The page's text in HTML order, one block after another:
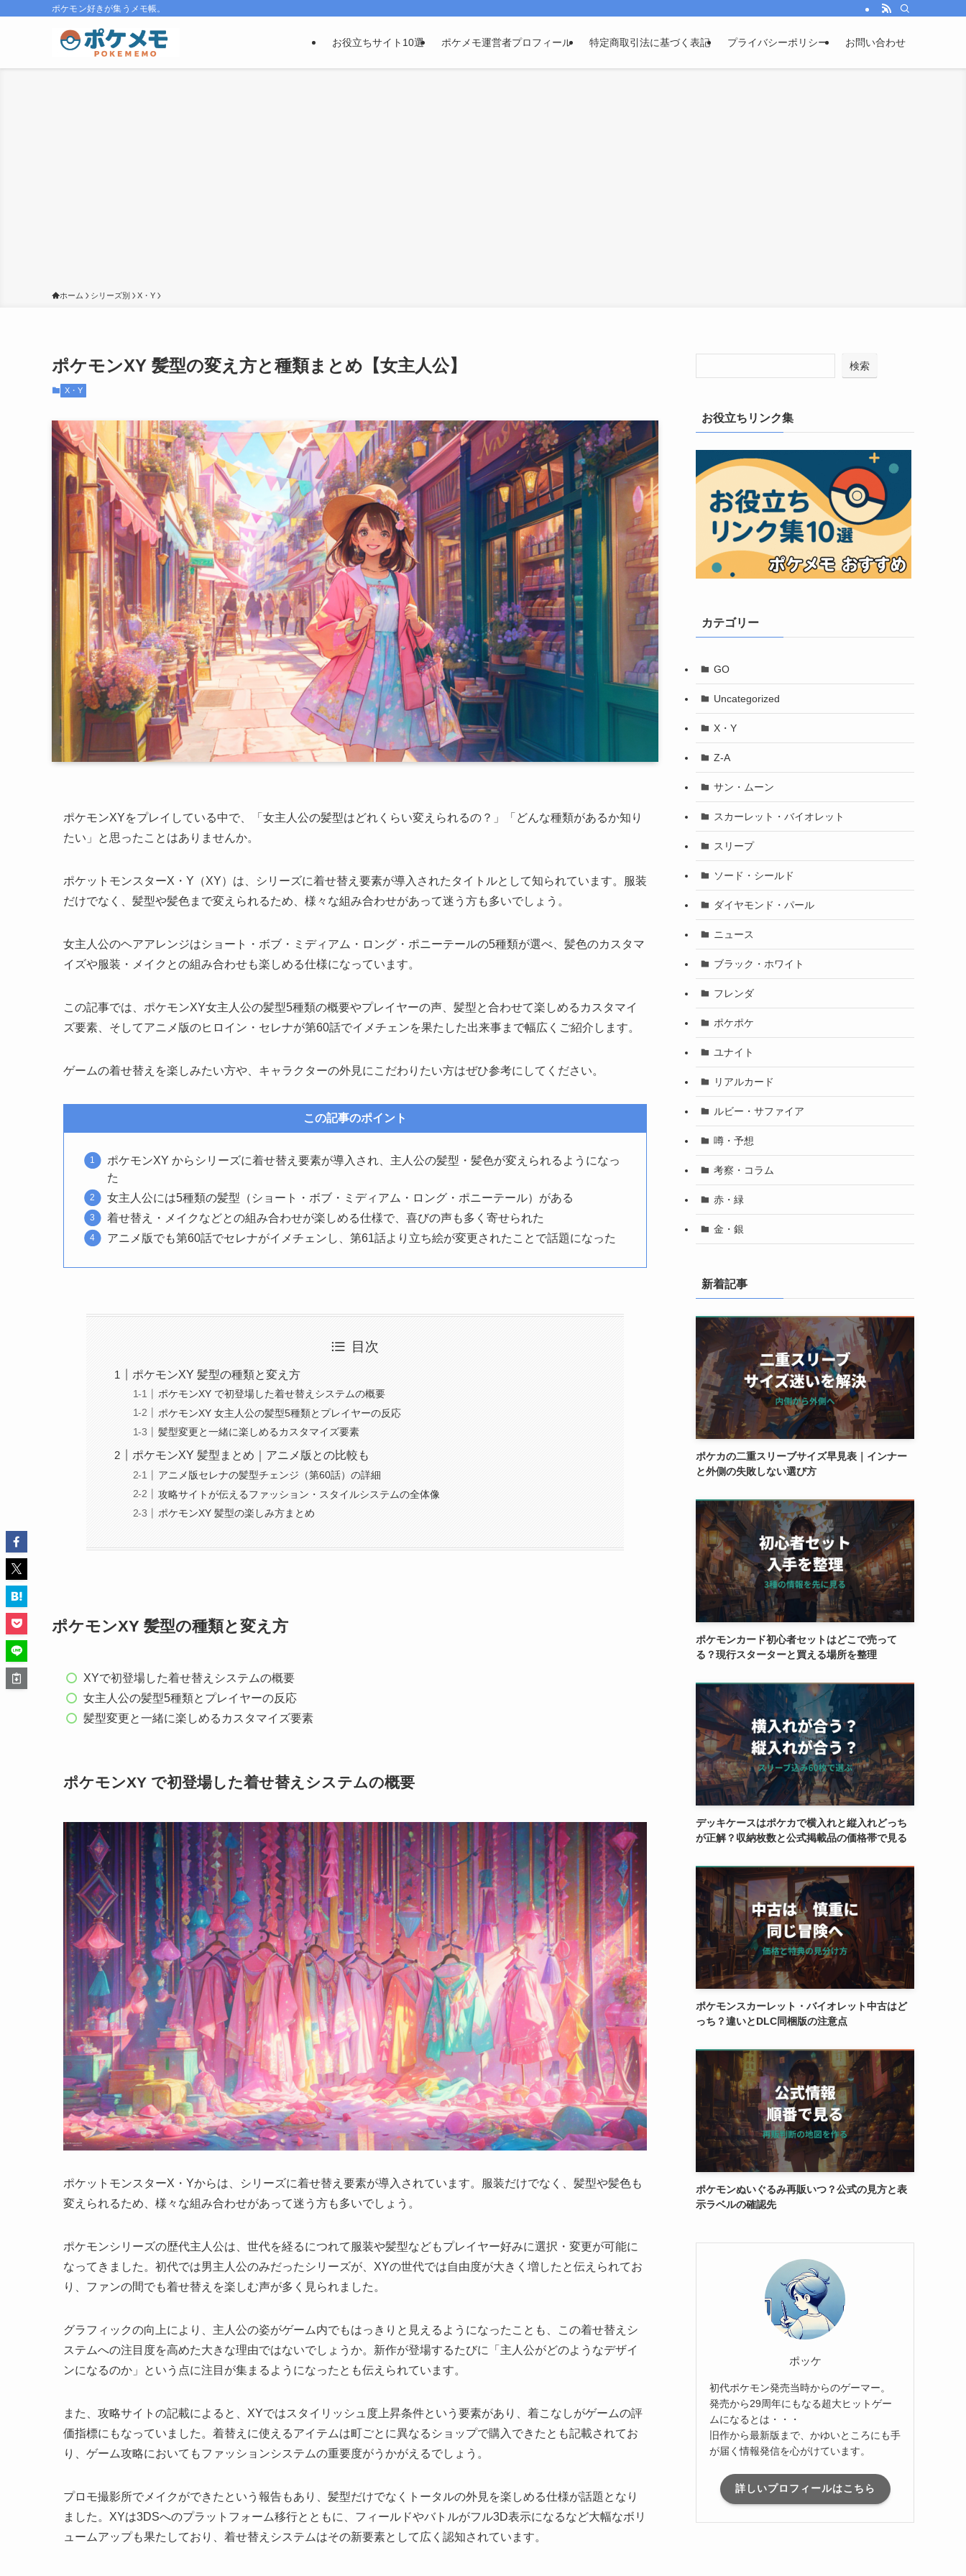
ポケモン好きが集うメモ帳。
お役立ちサイト10選 ポケメモ運営者プロフィール 特定商取引法に基づく表記 プライバシーポリシー お問い合わせ
ホーム シリーズ別 X・Y
ポケモンXY 髪型の変え方と種類まとめ【女主人公】
X・Y
ポケモンXYをプレイしている中で、「女主人公の髪型はどれくらい変えられるの？」「どんな種類があるか知り
たい」と思ったことはありませんか。
ポケットモンスターX・Y（XY）は、シリーズに着せ替え要素が導入されたタイトルとして知られています。服装
だけでなく、髪型や髪色まで変えられるため、様々な組み合わせがあって迷う方も多いでしょう。
女主人公のヘアアレンジはショート・ボブ・ミディアム・ロング・ポニーテールの5種類が選べ、髪色のカスタマ
イズや服装・メイクとの組み合わせも楽しめる仕様になっています。
この記事では、ポケモンXY女主人公の髪型5種類の概要やプレイヤーの声、髪型と合わせて楽しめるカスタマイ
ズ要素、そしてアニメ版のヒロイン・セレナが第60話でイメチェンを果たした出来事まで幅広くご紹介します。
ゲームの着せ替えを楽しみたい方や、キャラクターの外見にこだわりたい方はぜひ参考にしてください。
この記事のポイント
ポケモンXY からシリーズに着せ替え要素が導入され、主人公の髪型・髪色が変えられるようになっ
た
女主人公には5種類の髪型（ショート・ボブ・ミディアム・ロング・ポニーテール）がある
着せ替え・メイクなどとの組み合わせが楽しめる仕様で、喜びの声も多く寄せられた
アニメ版でも第60話でセレナがイメチェンし、第61話より立ち絵が変更されたことで話題になった
目次
ポケモンXY 髪型の種類と変え方
ポケモンXY で初登場した着せ替えシステムの概要
ポケモンXY 女主人公の髪型5種類とプレイヤーの反応
髪型変更と一緒に楽しめるカスタマイズ要素
ポケモンXY 髪型まとめ｜アニメ版との比較も
アニメ版セレナの髪型チェンジ（第60話）の詳細
攻略サイトが伝えるファッション・スタイルシステムの全体像
ポケモンXY 髪型の楽しみ方まとめ
ポケモンXY 髪型の種類と変え方
XYで初登場した着せ替えシステムの概要
女主人公の髪型5種類とプレイヤーの反応
髪型変更と一緒に楽しめるカスタマイズ要素
ポケモンXY で初登場した着せ替えシステムの概要
ポケットモンスターX・Yからは、シリーズに着せ替え要素が導入されています。服装だけでなく、髪型や髪色も
変えられるため、様々な組み合わせがあって迷う方も多いでしょう。
ポケモンシリーズの歴代主人公は、世代を経るにつれて服装や髪型などもプレイヤー好みに選択・変更が可能に
なってきました。初代では男主人公のみだったシリーズが、XYの世代では自由度が大きく増したと伝えられてお
り、ファンの間でも着せ替えを楽しむ声が多く見られました。
グラフィックの向上により、主人公の姿がゲーム内でもはっきりと見えるようになったことも、この着せ替えシ
ステムへの注目度を高めた大きな理由ではないでしょうか。新作が登場するたびに「主人公がどのようなデザイ
ンになるのか」という点に注目が集まるようになったとも伝えられています。
また、攻略サイトの記載によると、XYではスタイリッシュ度上昇条件という要素があり、着こなしがゲームの評
価指標にもなっていました。着替えに使えるアイテムは町ごとに異なるショップで購入できたとも記載されてお
り、ゲーム攻略においてもファッションシステムの重要度がうかがえるでしょう。
プロモ撮影所でメイクができたという報告もあり、髪型だけでなくトータルの外見を楽しめる仕様が話題となり
ました。XYは3DSへのプラットフォーム移行とともに、フィールドやバトルがフル3D表示になるなど大幅なボリ
ュームアップも果たしており、着せ替えシステムはその新要素として広く認知されています。
検索
お役立ちリンク集
カテゴリー
GO
Uncategorized
X・Y
Z-A
サン・ムーン
スカーレット・バイオレット
スリープ
ソード・シールド
ダイヤモンド・パール
ニュース
ブラック・ホワイト
フレンダ
ポケポケ
ユナイト
リアルカード
ルビー・サファイア
噂・予想
考察・コラム
赤・緑
金・銀
新着記事
ポケカの二重スリーブサイズ早見表｜インナー
と外側の失敗しない選び方
ポケモンカード初心者セットはどこで売って
る？現行スターターと買える場所を整理
デッキケースはポケカで横入れと縦入れどっち
が正解？収納枚数と公式掲載品の価格帯で見る
ポケモンスカーレット・バイオレット中古はど
っち？違いとDLC同梱版の注意点
ポケモンぬいぐるみ再販いつ？公式の見方と表
示ラベルの確認先
ポッケ
初代ポケモン発売当時からのゲーマー。
発売から29周年にもなる超大ヒットゲー
ムになるとは・・・
旧作から最新版まで、かゆいところにも手
が届く情報発信を心がけています。
詳しいプロフィールはこちら